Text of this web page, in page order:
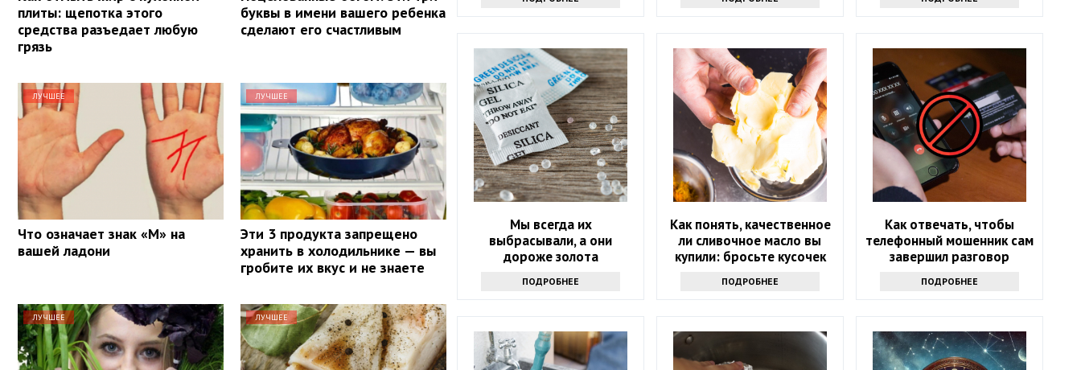
плиты: щепотка этого
средства разъедает любую
грязь
буквы в имени вашего ребенка
сделают его счастливым
ЛУЧШЕЕ
Что означает знак «М» на
вашей ладони
ЛУЧШЕЕ
Эти 3 продукта запрещено
хранить в холодильнике — вы
гробите их вкус и не знаете
ЛУЧШЕЕ ЛУЧШЕЕ
Мы всегда их
выбрасывали, а они
дороже золота
ПОДРОБНЕЕ
Как понять, качественное
ли сливочное масло вы
купили: бросьте кусочек
ПОДРОБНЕЕ
Как отвечать, чтобы
телефонный мошенник сам
завершил разговор
ПОДРОБНЕЕ